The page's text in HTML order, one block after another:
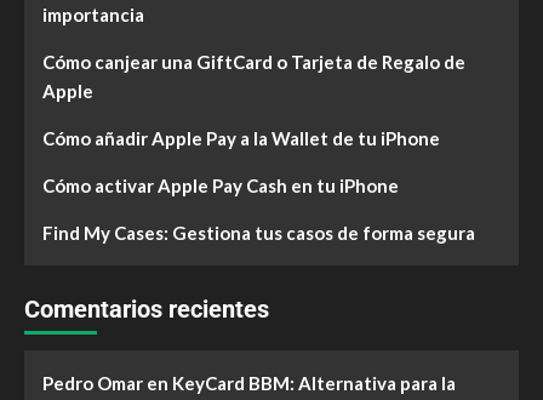
importancia
Cómo canjear una GiftCard o Tarjeta de Regalo de
Apple
Cómo añadir Apple Pay a la Wallet de tu iPhone
Cómo activar Apple Pay Cash en tu iPhone
Find My Cases: Gestiona tus casos de forma segura
Comentarios recientes
Pedro Omar en KeyCard BBM: Alternativa para la